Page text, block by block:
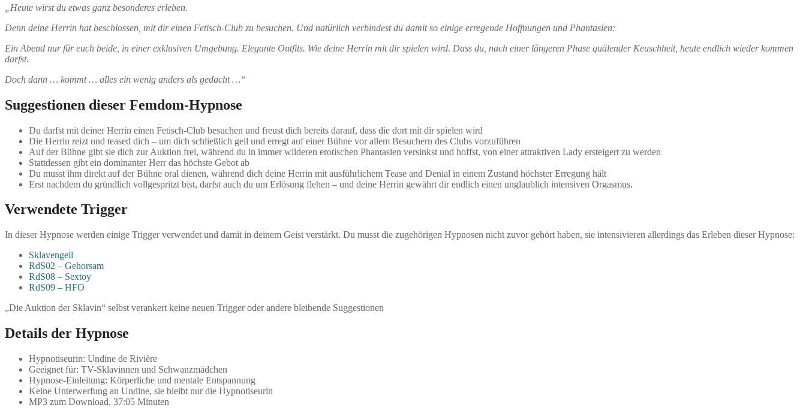
„Heute wirst du etwas ganz besonderes erleben.
Denn deine Herrin hat beschlossen, mit dir einen Fetisch-Club zu besuchen. Und natürlich verbindest du damit so einige erregende Hoffnungen und Phantasien:
Ein Abend nur für euch beide, in einer exklusiven Umgebung. Elegante Outfits. Wie deine Herrin mit dir spielen wird. Dass du, nach einer längeren Phase quälender Keuschheit, heute endlich wieder kommen
darfst.
Doch dann … kommt … alles ein wenig anders als gedacht …“
Suggestionen dieser Femdom-Hypnose
Du darfst mit deiner Herrin einen Fetisch-Club besuchen und freust dich bereits darauf, dass die dort mit dir spielen wird
Die Herrin reizt und teased dich – um dich schließlich geil und erregt auf einer Bühne vor allem Besuchern des Clubs vorzuführen
Auf der Bühne gibt sie dich zur Auktion frei, während du in immer wilderen erotischen Phantasien versinkst und hoffst, von einer attraktiven Lady ersteigert zu werden
Stattdessen gibt ein dominanter Herr das höchste Gebot ab
Du musst ihm direkt auf der Bühne oral dienen, während dich deine Herrin mit ausführlichem Tease and Denial in einem Zustand höchster Erregung hält
Erst nachdem du gründlich vollgespritzt bist, darfst auch du um Erlösung flehen – und deine Herrin gewährt dir endlich einen unglaublich intensiven Orgasmus.
Verwendete Trigger
In dieser Hypnose werden einige Trigger verwendet und damit in deinem Geist verstärkt. Du musst die zugehörigen Hypnosen nicht zuvor gehört haben, sie intensivieren allerdings das Erleben dieser Hypnose:
Sklavengeil
RdS02 – Gehorsam
RdS08 – Sextoy
RdS09 – HFO
„Die Auktion der Sklavin“ selbst verankert keine neuen Trigger oder andere bleibende Suggestionen
Details der Hypnose
Hypnotiseurin: Undine de Rivière
Geeignet für: TV-Sklavinnen und Schwanzmädchen
Hypnose-Einleitung: Körperliche und mentale Entspannung
Keine Unterwerfung an Undine, sie bleibt nur die Hypnotiseurin
MP3 zum Download, 37:05 Minuten